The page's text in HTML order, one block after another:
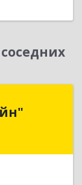
Уфа, Уфа